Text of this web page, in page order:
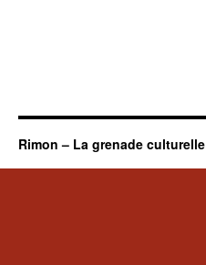
Rimon – La grenade culturelle